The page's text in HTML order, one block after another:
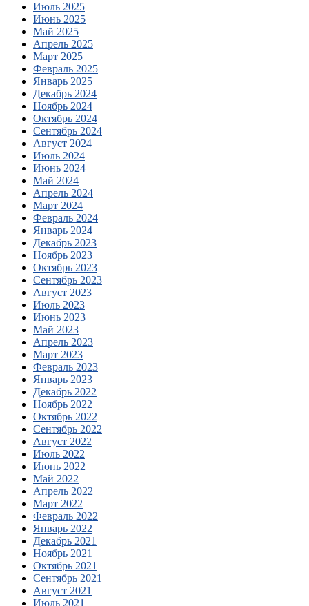
Июль 2025
Июнь 2025
Май 2025
Апрель 2025
Март 2025
Февраль 2025
Январь 2025
Декабрь 2024
Ноябрь 2024
Октябрь 2024
Сентябрь 2024
Август 2024
Июль 2024
Июнь 2024
Май 2024
Апрель 2024
Март 2024
Февраль 2024
Январь 2024
Декабрь 2023
Ноябрь 2023
Октябрь 2023
Сентябрь 2023
Август 2023
Июль 2023
Июнь 2023
Май 2023
Апрель 2023
Март 2023
Февраль 2023
Январь 2023
Декабрь 2022
Ноябрь 2022
Октябрь 2022
Сентябрь 2022
Август 2022
Июль 2022
Июнь 2022
Май 2022
Апрель 2022
Март 2022
Февраль 2022
Январь 2022
Декабрь 2021
Ноябрь 2021
Октябрь 2021
Сентябрь 2021
Август 2021
Июль 2021